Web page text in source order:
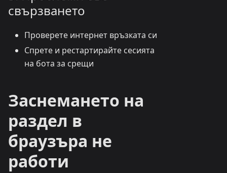
свързването
Проверете интернет връзката си
Спрете и рестартирайте сесията
на бота за срещи
Заснемането на
раздел в
браузъра не
работи